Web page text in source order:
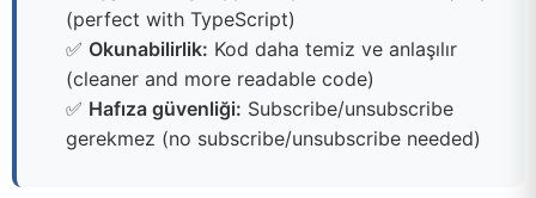
(perfect with TypeScript)
✅ Okunabilirlik: Kod daha temiz ve anlaşılır
(cleaner and more readable code)
✅ Hafıza güvenliği: Subscribe/unsubscribe
gerekmez (no subscribe/unsubscribe needed)